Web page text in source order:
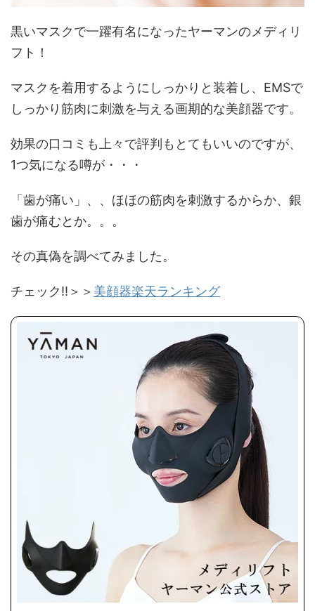
黒いマスクで一躍有名になったヤーマンのメディリ
フト！
マスクを着用するようにしっかりと装着し、EMSで
しっかり筋肉に刺激を与える画期的な美顔器です。
効果の口コミも上々で評判もとてもいいのですが、
1つ気になる噂が・・・
「歯が痛い」、、ほほの筋肉を刺激するからか、銀
歯が痛むとか。。。
その真偽を調べてみました。
チェック‼＞＞ 美顔器楽天ランキング